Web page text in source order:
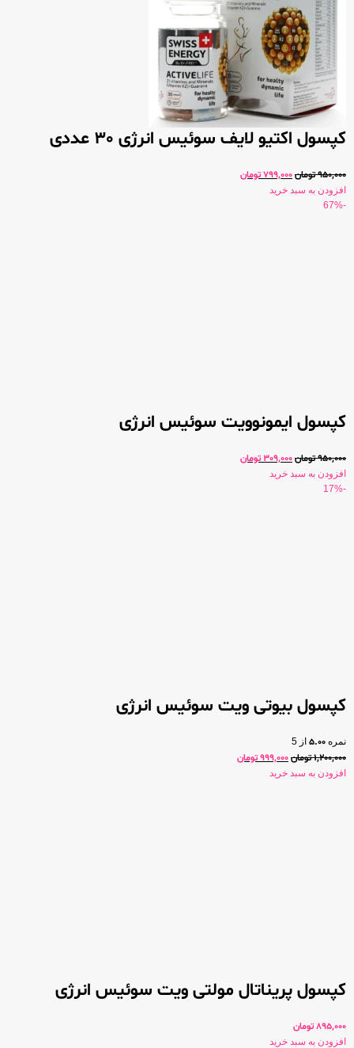
کپسول اکتیو لایف سوئیس انرژی 30 عددی
950,000تومان799,000تومان
افزودن به سبد خرید
-67%
کپسول ایمونوویت سوئیس انرژی
950,000تومان309,000 تومان
افزودن به سبد خرید
-17%
کپسول بیوتی ویت سوئیس انرژی
نمره 5.00 از 5
1,200,000تومان999,000تومان
افزودن به سبد خرید
کپسول پریناتال مولتی ویت سوئیس انرژی
895,000تومان
افزودن به سبد خرید